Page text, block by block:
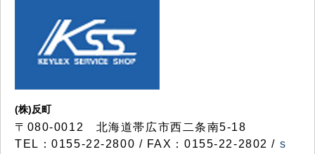
(株)反町
〒080-0012 北海道帯広市西二条南5-18
TEL：0155-22-2800 / FAX：0155-22-2802 / s